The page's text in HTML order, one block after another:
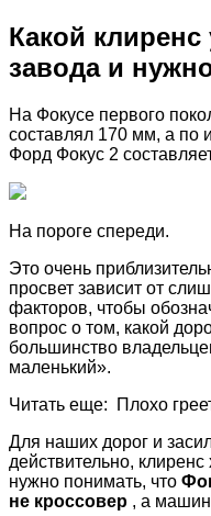
Какой
завода и
На Фокусе первого
составлял 170 мм, а по
Форд Фокус 2
На пороге спереди.
Это очень
просвет зависит от
факторов, чтобы
вопрос о том, какой
большинство
маленький».
Читать еще: Плохо
Для наших дорог и
действительно,
нужно понимать, что
не кроссовер , а